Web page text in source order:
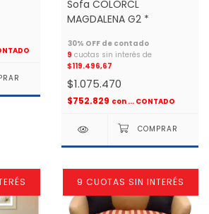
Sofa COLORCL
MAGDALENA G2 *
9 cuotas sin interés de
$119.496,67
$1.075.470
$752.829 con ... CONTADO
9 CUOTAS SIN INTERÉS